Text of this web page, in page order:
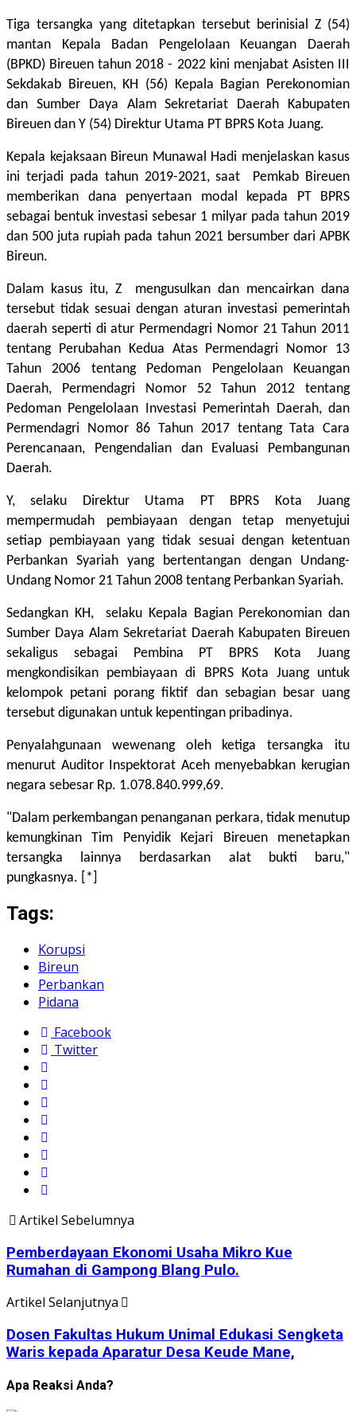
Tiga tersangka yang ditetapkan tersebut berinisial Z (54)
mantan Kepala Badan Pengelolaan Keuangan Daerah
(BPKD) Bireuen tahun 2018 - 2022 kini menjabat Asisten III
Sekdakab Bireuen, KH (56) Kepala Bagian Perekonomian
dan Sumber Daya Alam Sekretariat Daerah Kabupaten
Bireuen dan Y (54) Direktur Utama PT BPRS Kota Juang.
Kepala kejaksaan Bireun Munawal Hadi menjelaskan kasus
ini terjadi pada tahun 2019-2021, saat Pemkab Bireuen
memberikan dana penyertaan modal kepada PT BPRS
sebagai bentuk investasi sebesar 1 milyar pada tahun 2019
dan 500 juta rupiah pada tahun 2021 bersumber dari APBK
Bireun.
Dalam kasus itu, Z mengusulkan dan mencairkan dana
tersebut tidak sesuai dengan aturan investasi pemerintah
daerah seperti di atur Permendagri Nomor 21 Tahun 2011
tentang Perubahan Kedua Atas Permendagri Nomor 13
Tahun 2006 tentang Pedoman Pengelolaan Keuangan
Daerah, Permendagri Nomor 52 Tahun 2012 tentang
Pedoman Pengelolaan Investasi Pemerintah Daerah, dan
Permendagri Nomor 86 Tahun 2017 tentang Tata Cara
Perencanaan, Pengendalian dan Evaluasi Pembangunan
Daerah.
Y, selaku Direktur Utama PT BPRS Kota Juang
mempermudah pembiayaan dengan tetap menyetujui
setiap pembiayaan yang tidak sesuai dengan ketentuan
Perbankan Syariah yang bertentangan dengan Undang-
Undang Nomor 21 Tahun 2008 tentang Perbankan Syariah.
Sedangkan KH, selaku Kepala Bagian Perekonomian dan
Sumber Daya Alam Sekretariat Daerah Kabupaten Bireuen
sekaligus sebagai Pembina PT BPRS Kota Juang
mengkondisikan pembiayaan di BPRS Kota Juang untuk
kelompok petani porang fiktif dan sebagian besar uang
tersebut digunakan untuk kepentingan pribadinya.
Penyalahgunaan wewenang oleh ketiga tersangka itu
menurut Auditor Inspektorat Aceh menyebabkan kerugian
negara sebesar Rp. 1.078.840.999,69.
"Dalam perkembangan penanganan perkara, tidak menutup
kemungkinan Tim Penyidik Kejari Bireuen menetapkan
tersangka lainnya berdasarkan alat bukti baru,"
pungkasnya. [*]
Tags:
Korupsi
Bireun
Perbankan
Pidana
Facebook
Twitter
Artikel Sebelumnya
Pemberdayaan Ekonomi Usaha Mikro Kue
Rumahan di Gampong Blang Pulo.
Artikel Selanjutnya
Dosen Fakultas Hukum Unimal Edukasi Sengketa
Waris kepada Aparatur Desa Keude Mane,
Apa Reaksi Anda?